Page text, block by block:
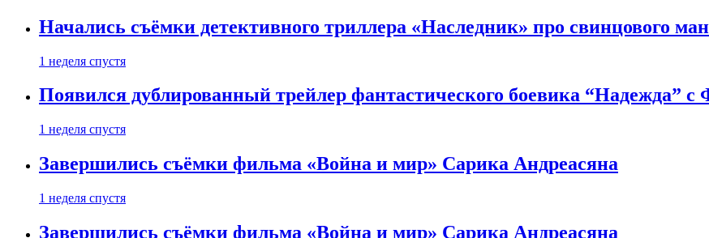
Начались съёмки детективного триллера «Наследник» про свинцового
1 неделя спустя
Появился дублированный трейлер фантастического боевика “Надежда” с
1 неделя спустя
Завершились съёмки фильма «Война и мир» Сарика Андреасяна
1 неделя спустя
Завершились съёмки фильма «Война и мир» Сарика Андреасяна